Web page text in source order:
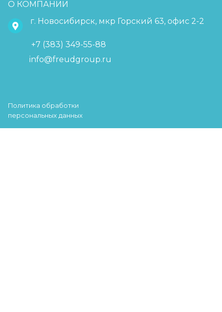
О КОМПАНИИ
г. Новосибирск, мкр Горский 63, офис 2-2
+7 (383) 349-55-88
info@freudgroup.ru
Политика обработки
персональных данных